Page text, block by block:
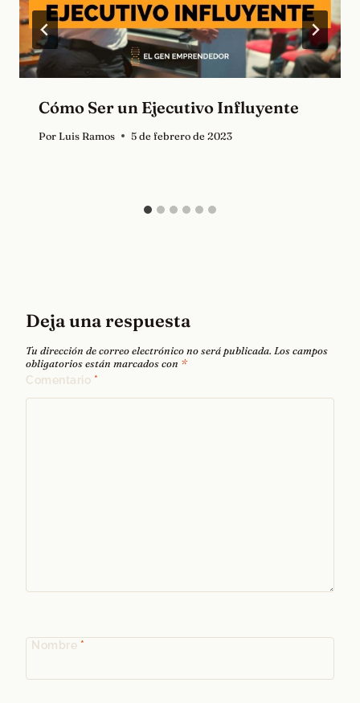
Cómo Ser un Ejecutivo Influyente
Por Luis Ramos 5 de febrero de 2023
Deja una respuesta
Tu dirección de correo electrónico no será publicada. Los campos
obligatorios están marcados con *
Comentario *
Nombre *